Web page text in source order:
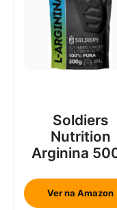
Soldiers
Nutrition
Arginina
Ver na Amazon